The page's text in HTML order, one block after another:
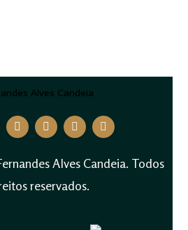
Alves Candeia. Todos
reservados.